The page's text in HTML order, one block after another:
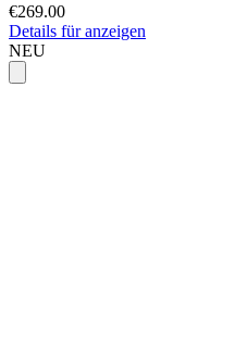
€269.00
Details für anzeigen
NEU